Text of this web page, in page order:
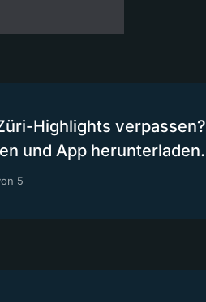
Highlights verpassen?
und App herunterladen.
5